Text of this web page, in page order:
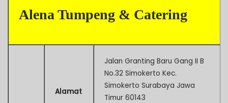
Alena Tumpeng & Catering
Alamat
Jalan Granting Baru Gang II B
No.32 Simokerto Kec.
Simokerto Surabaya Jawa
Timur 60143